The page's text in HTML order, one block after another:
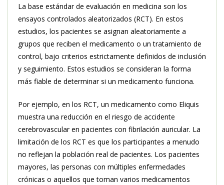
La base estándar de evaluación en medicina son los
ensayos controlados aleatorizados (RCT). En estos
estudios, los pacientes se asignan aleatoriamente a
grupos que reciben el medicamento o un tratamiento de
control, bajo criterios estrictamente definidos de inclusión
y seguimiento. Estos estudios se consideran la forma
más fiable de determinar si un medicamento funciona.
Por ejemplo, en los RCT, un medicamento como Eliquis
muestra una reducción en el riesgo de accidente
cerebrovascular en pacientes con fibrilación auricular. La
limitación de los RCT es que los participantes a menudo
no reflejan la población real de pacientes. Los pacientes
mayores, las personas con múltiples enfermedades
crónicas o aquellos que toman varios medicamentos